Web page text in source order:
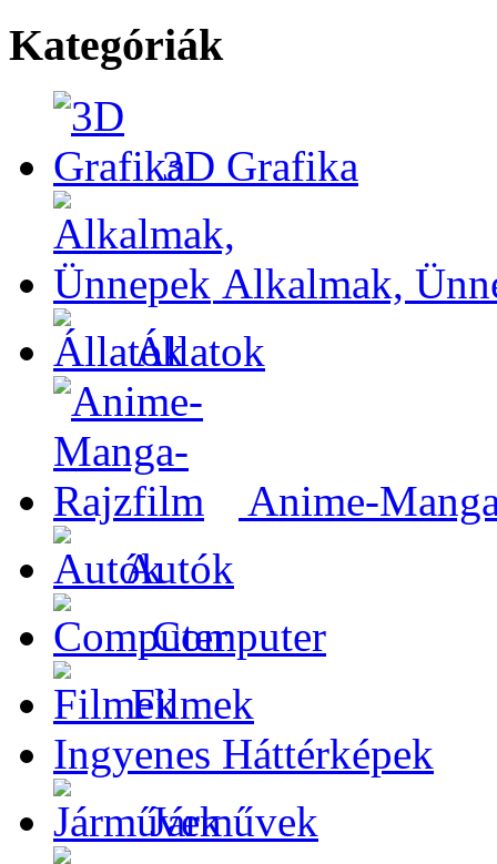
Kategóriák
3D Grafika
Alkalmak,
Állatok
Anime-
Autók
Computer
Filmek
Ingyenes Háttérképek
Járművek